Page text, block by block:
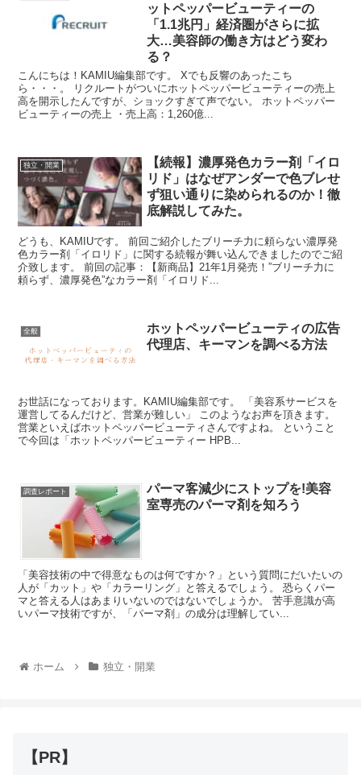
ットペッパービューティーの
「1.1兆円」経済圏がさらに拡
大…美容師の働き方はどう変わ
る？
こんにちは！KAMIU編集部です。 Xでも反響のあったこち
ら・・・。 リクルートがついにホットペッパービューティーの売上
高を開示したんですが、ショックすぎて声でない。 ホットペッパー
ビューティーの売上 ・売上高：1,260億...
独立・開業
【続報】濃厚発色カラー剤「イロ
リド」はなぜアンダーで色ブレせ
ず狙い通りに染められるのか！徹
底解説してみた。
どうも、KAMIUです。 前回ご紹介したブリーチ力に頼らない濃厚発
色カラー剤「イロリド」に関する続報が舞い込んできましたのでご紹
介致します。 前回の記事：【新商品】21年1月発売！”ブリーチ力に
頼らず、濃厚発色”なカラー剤「イロリド...
全般
ホットペッパービューティの広告
代理店、キーマンを調べる方法
お世話になっております。KAMIU編集部です。 「美容系サービスを
運営してるんだけど、営業が難しい」 このようなお声を頂きます。
営業といえばホットペッパービューティさんですよね。 ということ
で今回は「ホットペッパービューティー HPB...
調査レポート
パーマ客減少にストップを!美容
室専売のパーマ剤を知ろう
「美容技術の中で得意なものは何ですか？」という質問にだいたいの
人が「カット」や「カラーリング」と答えるでしょう。 恐らくパー
マと答える人はあまりいないのではないでしょうか。 苦手意識が高
いパーマ技術ですが、「パーマ剤」の成分は理解してい...
ホーム 独立・開業
【PR】